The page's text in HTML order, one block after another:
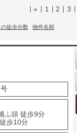
« 1 2 3
徒歩分数 物件名順
ふ頭 徒歩9分
歩10分